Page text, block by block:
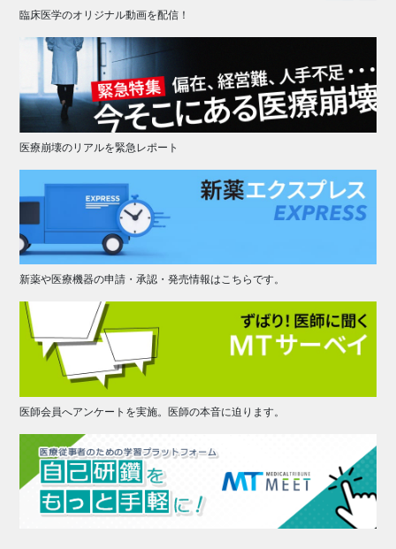
臨床医学のオリジナル動画を配信！
医療崩壊のリアルを緊急レポート
新薬や医療機器の申請・承認・発売情報はこちらです。
医師会員へアンケートを実施。医師の本音に迫ります。